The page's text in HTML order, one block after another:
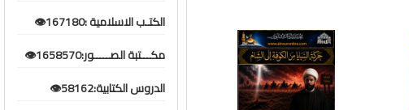
الكتـب الاسلامية :167180👁️
مكـــتبة الصـــــور:1658570👁️
الدروس الكتابية:58162👁️